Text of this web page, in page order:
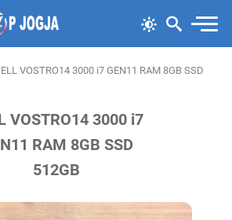
VOSTRO14 3000 i7 GEN11 RAM 8GB SSD
VOSTRO14 3000 i7
RAM 8GB SSD
512GB